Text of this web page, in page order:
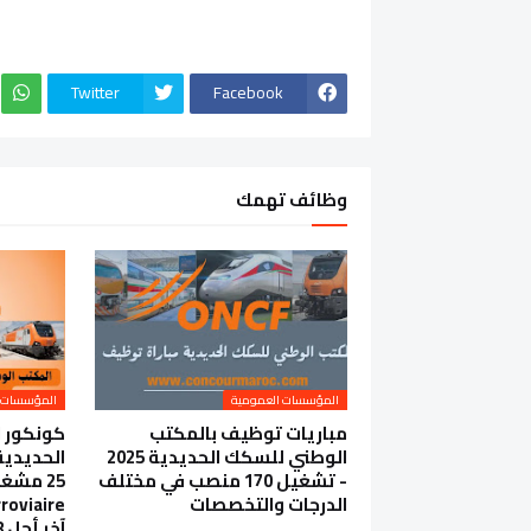
Facebook
Twitter
وظائف تهمك
المؤسسات العمومية
مباريات توظيف بالمكتب
الوطني للسكك الحديدية 2025
- تشغيل 170 منصب في مختلف
الدرجات والتخصصات
25